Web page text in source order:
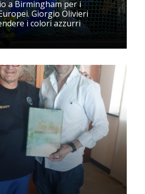
a Birmingham per i
Giorgio Olivieri
i colori azzurri